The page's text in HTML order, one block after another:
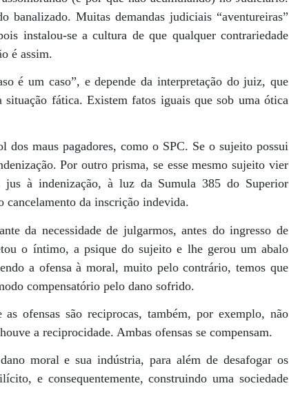
banalizado. Muitas demandas judiciais “aventureiras”
instalou-se a cultura de que qualquer contrariedade
é assim.
é um caso”, e depende da interpretação do juiz, que
situação fática. Existem fatos iguais que sob uma ótica
maus pagadores, como o SPC. Se o sujeito possui
Por outro prisma, se esse mesmo sujeito vier
à indenização, à luz da Sumula 385 do Superior
cancelamento da inscrição indevida.
da necessidade de julgarmos, antes do ingresso de
o íntimo, a psique do sujeito e lhe gerou um abalo
a ofensa à moral, muito pelo contrário, temos que
compensatório pelo dano sofrido.
ofensas são reciprocas, também, por exemplo, não
a reciprocidade. Ambas ofensas se compensam.
moral e sua indústria, para além de desafogar os
e consequentemente, construindo uma sociedade